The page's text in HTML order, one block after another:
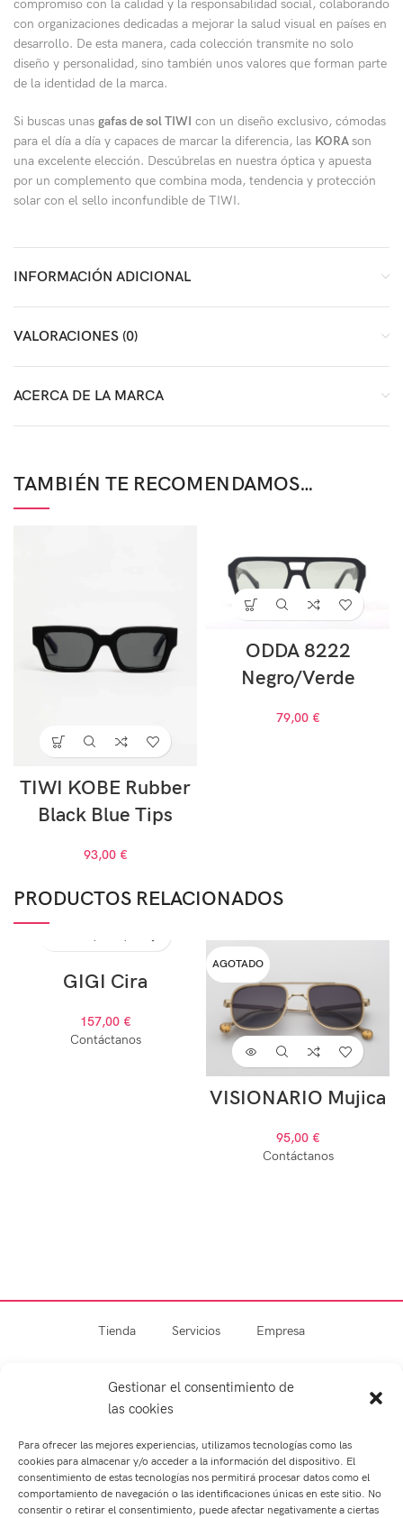
Gestionar el consentimiento de
las cookies
Para ofrecer las mejores experiencias, utilizamos tecnologías como las
cookies para almacenar y/o acceder a la información del dispositivo. El
consentimiento de estas tecnologías nos permitirá procesar datos como el
comportamiento de navegación o las identificaciones únicas en este sitio. No
consentir o retirar el consentimiento, puede afectar negativamente a ciertas
compromiso con la calidad y la responsabilidad social, colaborando
con organizaciones dedicadas a mejorar la salud visual en países en
desarrollo. De esta manera, cada colección transmite no solo
diseño y personalidad, sino también unos valores que forman parte
de la identidad de la marca.
Si buscas unas gafas de sol TIWI con un diseño exclusivo, cómodas
para el día a día y capaces de marcar la diferencia, las KORAson
una excelente elección. Descúbrelas en nuestra óptica y apuesta
por un complemento que combina moda, tendencia y protección
solar con el sello inconfundible de TIWI.
INFORMACIÓN ADICIONAL
VALORACIONES (0)
ACERCA DE LA MARCA
TAMBIÉN TE RECOMENDAMOS…
TIWI KOBE Rubber
Black Blue Tips
93,00 €
ODDA 8222
Negro/Verde
79,00 €
PRODUCTOS RELACIONADOS
GIGI Cira
157,00 €
Contáctanos
AGOTADO
VISIONARIO Mujica
95,00 €
Contáctanos
Tienda Servicios Empresa